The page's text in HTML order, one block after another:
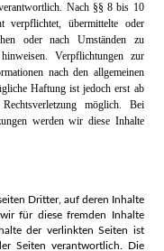
Nach §§ 8 bis 10
übermittelte oder
oder nach Umständen zu
Verpflichtungen zur
nach den allgemeinen
Haftung ist jedoch erst ab
möglich. Bei
werden wir diese Inhalte
Dritter, auf deren Inhalte
für diese fremden Inhalte
der verlinkten Seiten ist
Seiten verantwortlich. Die